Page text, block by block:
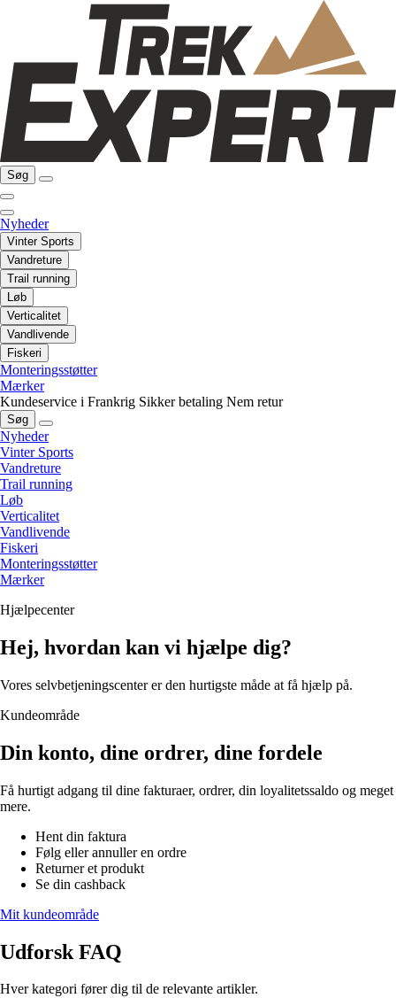
Søg
Nyheder
Vinter Sports
Vandreture
Trail running
Løb
Verticalitet
Vandlivende
Fiskeri
Monteringsstøtter
Mærker
Kundeservice i Frankrig Sikker betaling Nem retur
Søg
Nyheder
Vinter Sports
Vandreture
Trail running
Løb
Verticalitet
Vandlivende
Fiskeri
Monteringsstøtter
Mærker
Hjælpecenter
Hej, hvordan kan vi hjælpe dig?
Vores selvbetjeningscenter er den hurtigste måde at få hjælp på.
Kundeområde
Din konto, dine ordrer, dine fordele
Få hurtigt adgang til dine fakturaer, ordrer, din loyalitetssaldo og meget
mere.
Hent din faktura
Følg eller annuller en ordre
Returner et produkt
Se din cashback
Mit kundeområde
Udforsk FAQ
Hver kategori fører dig til de relevante artikler.